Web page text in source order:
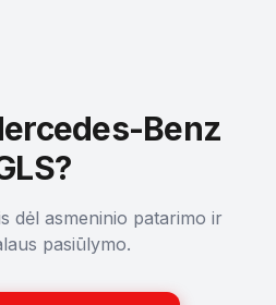
Benz
dėl asmeninio patarimo ir
pasiūlymo.